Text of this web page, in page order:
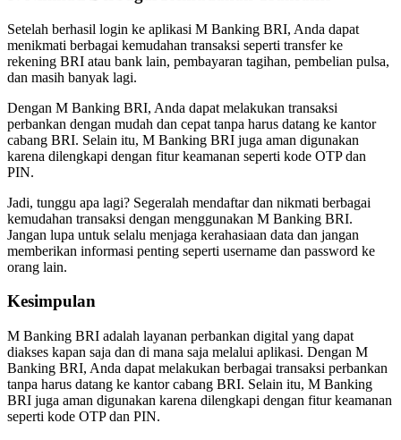
Setelah berhasil login ke aplikasi M Banking BRI, Anda dapat
menikmati berbagai kemudahan transaksi seperti transfer ke
rekening BRI atau bank lain, pembayaran tagihan, pembelian pulsa,
dan masih banyak lagi.
Dengan M Banking BRI, Anda dapat melakukan transaksi
perbankan dengan mudah dan cepat tanpa harus datang ke kantor
cabang BRI. Selain itu, M Banking BRI juga aman digunakan
karena dilengkapi dengan fitur keamanan seperti kode OTP dan
PIN.
Jadi, tunggu apa lagi? Segeralah mendaftar dan nikmati berbagai
kemudahan transaksi dengan menggunakan M Banking BRI.
Jangan lupa untuk selalu menjaga kerahasiaan data dan jangan
memberikan informasi penting seperti username dan password ke
orang lain.
Kesimpulan
M Banking BRI adalah layanan perbankan digital yang dapat
diakses kapan saja dan di mana saja melalui aplikasi. Dengan M
Banking BRI, Anda dapat melakukan berbagai transaksi perbankan
tanpa harus datang ke kantor cabang BRI. Selain itu, M Banking
BRI juga aman digunakan karena dilengkapi dengan fitur keamanan
seperti kode OTP dan PIN.